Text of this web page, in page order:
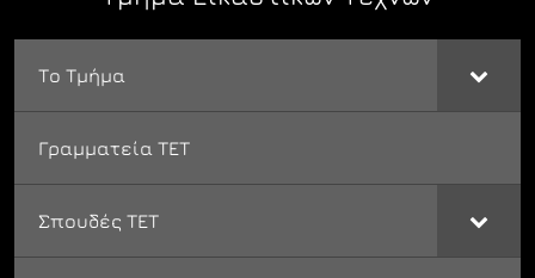
Το Τμήμα
Γραμματεία ΤΕΤ
Σπουδές ΤΕΤ